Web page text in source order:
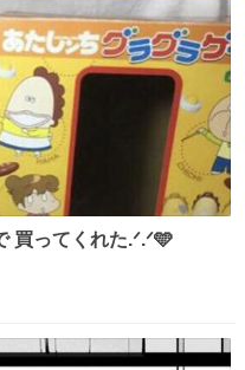
買ってくれた.ᐟ.ᐟ🩵